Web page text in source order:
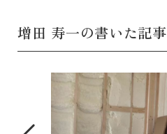
増田 寿一の書いた記事